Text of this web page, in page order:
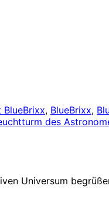
BlueBrixx, BlueBrixx,
des
Universum